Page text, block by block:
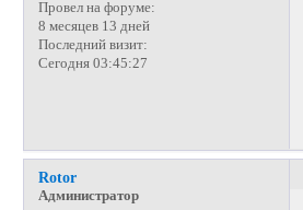
Провел на форуме:
8 месяцев 13 дней
Последний визит:
Сегодня 03:45:27
Rotor
Администратор